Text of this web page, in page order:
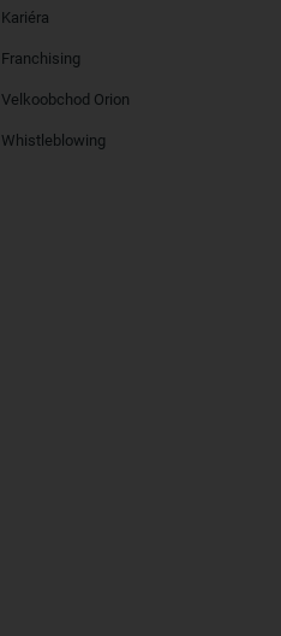
Kariéra
Franchising
Velkoobchod Orion
Whistleblowing